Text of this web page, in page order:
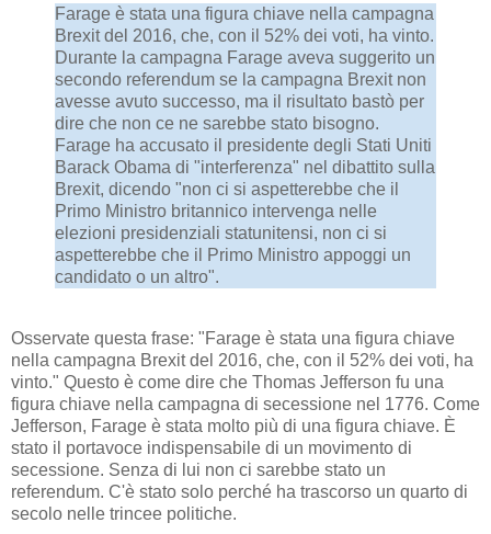
Farage è stata una figura chiave nella campagna
Brexit del 2016, che, con il 52% dei voti, ha vinto.
Durante la campagna Farage aveva suggerito un
secondo referendum se la campagna Brexit non
avesse avuto successo, ma il risultato bastò per
dire che non ce ne sarebbe stato bisogno.
Farage ha accusato il presidente degli Stati Uniti
Barack Obama di "interferenza" nel dibattito sulla
Brexit, dicendo "non ci si aspetterebbe che il
Primo Ministro britannico intervenga nelle
elezioni presidenziali statunitensi, non ci si
aspetterebbe che il Primo Ministro appoggi un
candidato o un altro".
Osservate questa frase: "Farage è stata una figura chiave
nella campagna Brexit del 2016, che, con il 52% dei voti, ha
vinto." Questo è come dire che Thomas Jefferson fu una
figura chiave nella campagna di secessione nel 1776. Come
Jefferson, Farage è stata molto più di una figura chiave. È
stato il portavoce indispensabile di un movimento di
secessione. Senza di lui non ci sarebbe stato un
referendum. C'è stato solo perché ha trascorso un quarto di
secolo nelle trincee politiche.